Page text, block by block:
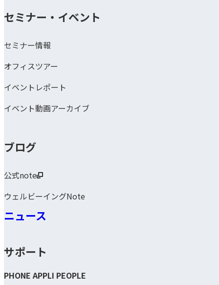
セミナー・イベント
セミナー情報
オフィスツアー
イベントレポート
イベント動画アーカイブ
ブログ
公式note
ウェルビーイングNote
ニュース
サポート
PHONE APPLI PEOPLE